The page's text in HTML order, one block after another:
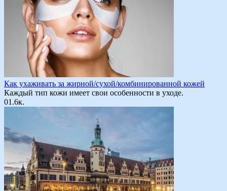
Как ухаживать за жирной/сухой/комбинированной кожей
Каждый тип кожи имеет свои особенности в уходе.
01.6к.